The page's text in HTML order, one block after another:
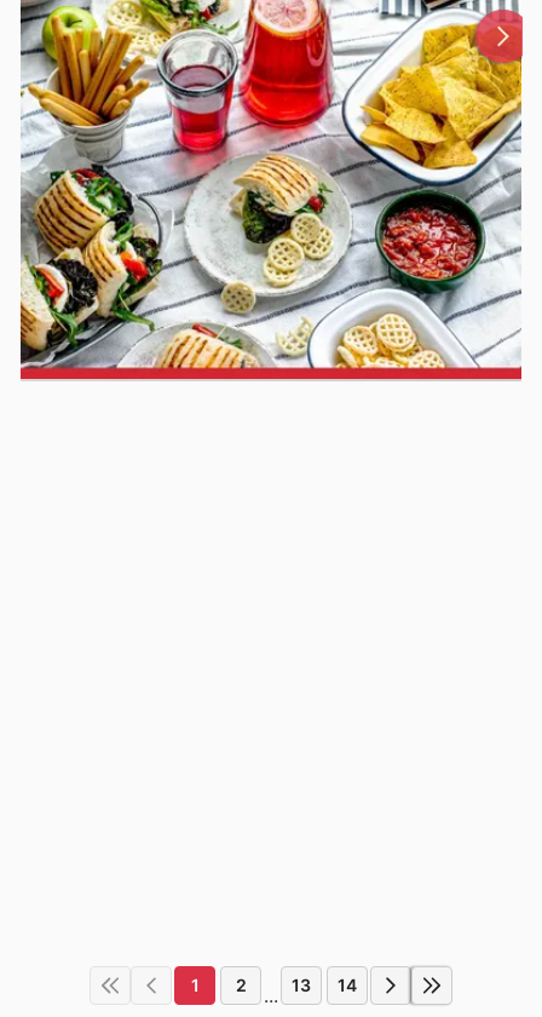
1 2 ... 13 14